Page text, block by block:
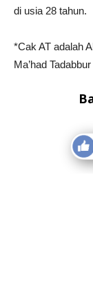
di usia 28 tahun.
*Cak AT adalah
Ma’had